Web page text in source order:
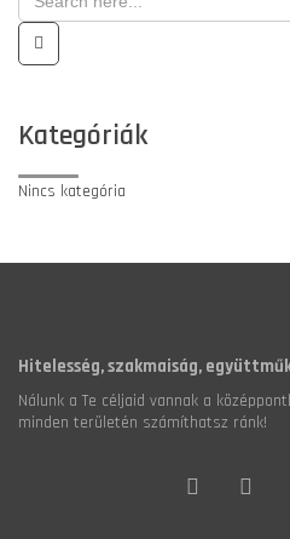
Kategóriák
Nincs kategória
Hitelesség, szakmaiság,
Nálunk a Te céljaid vannak a
minden területén számíthatsz ránk!